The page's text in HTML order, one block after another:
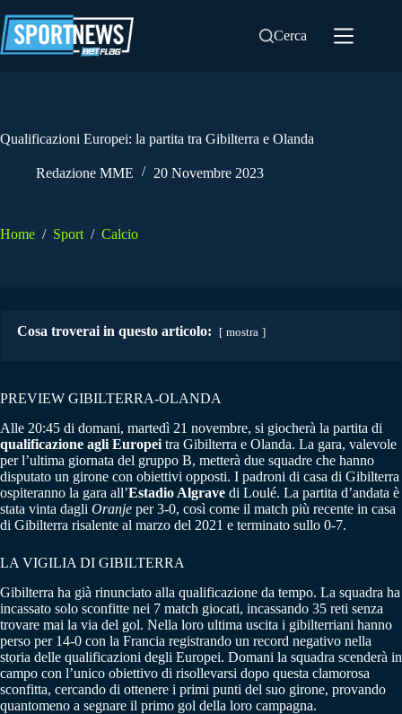
al
contenuto
Cerca
Qualificazioni Europei: la partita tra Gibilterra e Olanda
Redazione MME 20 Novembre 2023
Home / Sport / Calcio
Cosa troverai in questo articolo: mostra
PREVIEW GIBILTERRA-OLANDA
Alle 20:45 di domani, martedì 21 novembre, si giocherà la partita di
qualificazione agli Europei tra Gibilterra e Olanda. La gara, valevole
per l’ultima giornata del gruppo B, metterà due squadre che hanno
disputato un girone con obiettivi opposti. I padroni di casa di Gibilterra
ospiteranno la gara all’Estadio Algrave di Loulé. La partita d’andata è
stata vinta dagli Oranje per 3-0, così come il match più recente in casa
di Gibilterra risalente al marzo del 2021 e terminato sullo 0-7.
LA VIGILIA DI GIBILTERRA
Gibilterra ha già rinunciato alla qualificazione da tempo. La squadra ha
incassato solo sconfitte nei 7 match giocati, incassando 35 reti senza
trovare mai la via del gol. Nella loro ultima uscita i gibilterriani hanno
perso per 14-0 con la Francia registrando un record negativo nella
storia delle qualificazioni degli Europei. Domani la squadra scenderà in
campo con l’unico obiettivo di risollevarsi dopo questa clamorosa
sconfitta, cercando di ottenere i primi punti del suo girone, provando
quantomeno a segnare il primo gol della loro campagna.